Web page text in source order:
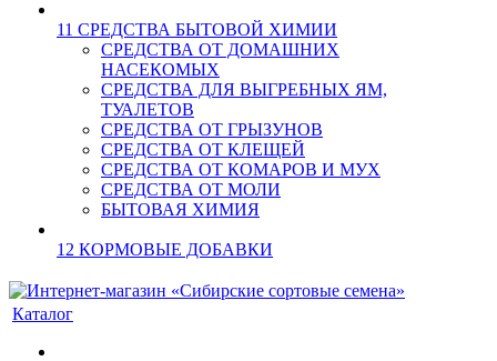
11 СРЕДСТВА БЫТОВОЙ ХИМИИ
СРЕДСТВА ОТ ДОМАШНИХ
НАСЕКОМЫХ
СРЕДСТВА ДЛЯ ВЫГРЕБНЫХ ЯМ,
ТУАЛЕТОВ
СРЕДСТВА ОТ ГРЫЗУНОВ
СРЕДСТВА ОТ КЛЕЩЕЙ
СРЕДСТВА ОТ КОМАРОВ И МУХ
СРЕДСТВА ОТ МОЛИ
БЫТОВАЯ ХИМИЯ
12 КОРМОВЫЕ ДОБАВКИ
Каталог